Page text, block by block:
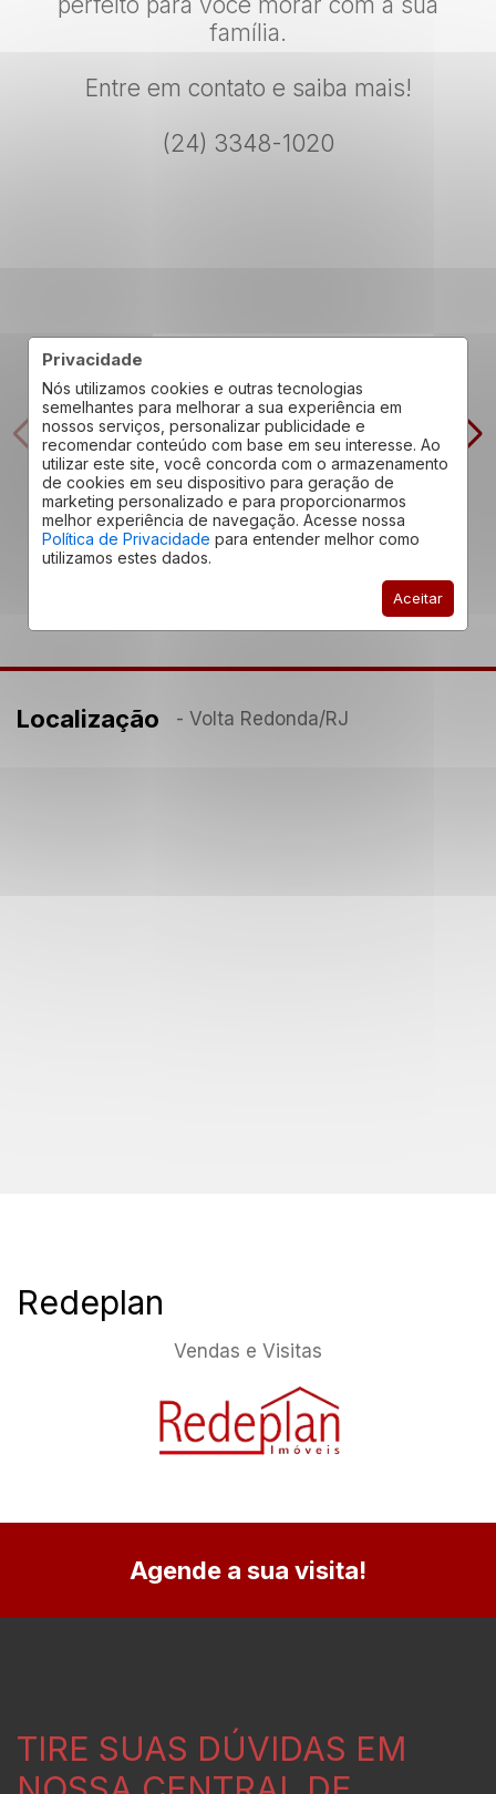
Privacidade
Nós utilizamos cookies e outras tecnologias
semelhantes para melhorar a sua experiência em
nossos serviços, personalizar publicidade e
recomendar conteúdo com base em seu interesse. Ao
utilizar este site, você concorda com o armazenamento
de cookies em seu dispositivo para geração de
marketing personalizado e para proporcionarmos
melhor experiência de navegação. Acesse nossa
Política de Privacidade para entender melhor como
utilizamos estes dados.
Aceitar
família.
Entre em contato e saiba mais!
(24) 3348-1020
Localização - Volta Redonda/RJ
Redeplan
Vendas e Visitas
Agende a sua visita!
TIRE SUAS DÚVIDAS EM